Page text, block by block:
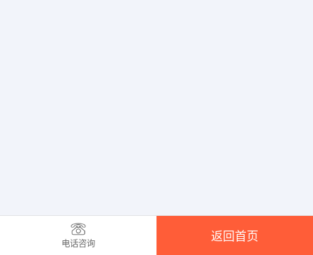
电话咨询
返回首页